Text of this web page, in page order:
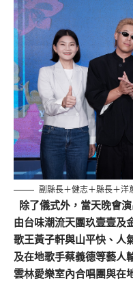
副縣長＋健志＋縣長＋洋
除了儀式外，當天晚會
由台味潮流天團玖壹壹及
歌王黃子軒與山平快、人
及在地歌手蔡義德等藝人
雲林愛樂室內合唱團與在